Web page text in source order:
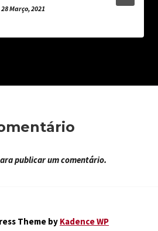
28 Março, 2021
publicar um comentário.
Theme by Kadence WP